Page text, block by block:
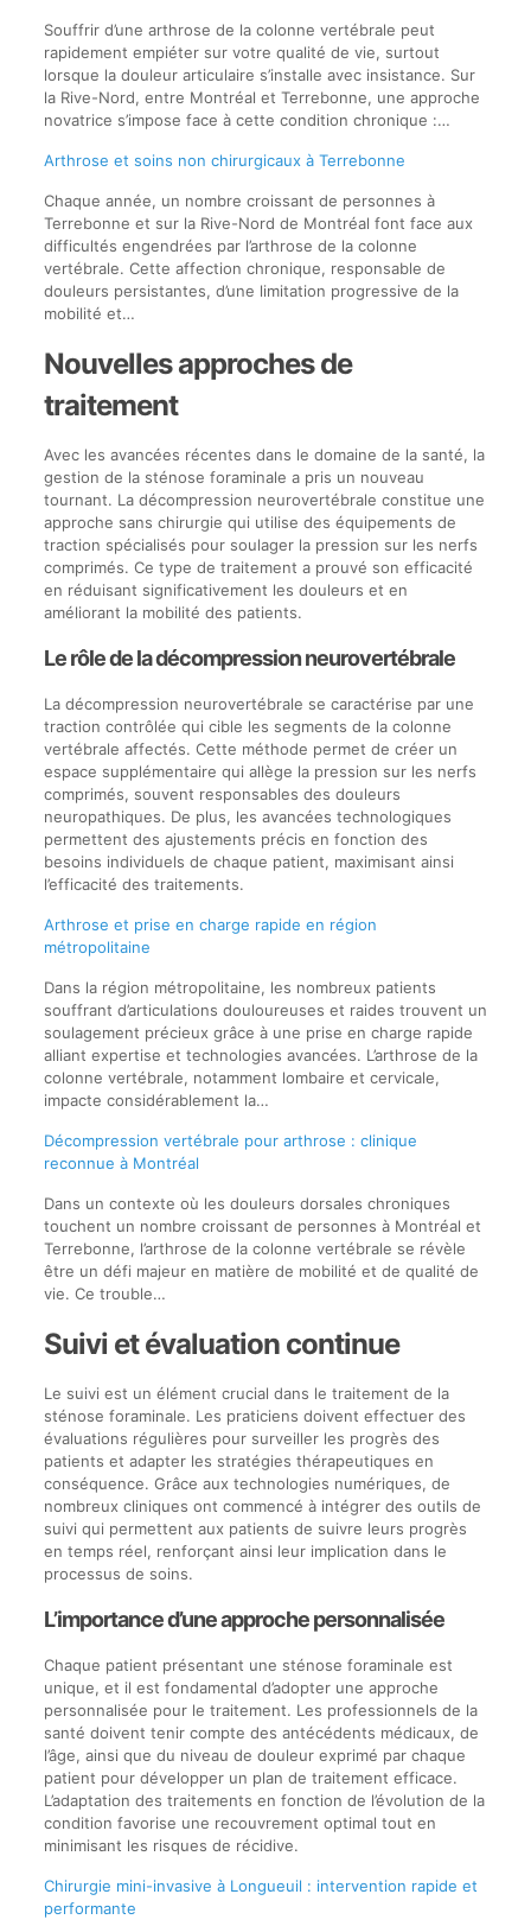
Souffrir d’une arthrose de la colonne vertébrale peut
rapidement empiéter sur votre qualité de vie, surtout
lorsque la douleur articulaire s’installe avec insistance. Sur
la Rive-Nord, entre Montréal et Terrebonne, une approche
novatrice s’impose face à cette condition chronique :…
Arthrose et soins non chirurgicaux à Terrebonne
Chaque année, un nombre croissant de personnes à
Terrebonne et sur la Rive-Nord de Montréal font face aux
difficultés engendrées par l’arthrose de la colonne
vertébrale. Cette affection chronique, responsable de
douleurs persistantes, d’une limitation progressive de la
mobilité et…
Nouvelles approches de
traitement
Avec les avancées récentes dans le domaine de la santé, la
gestion de la sténose foraminale a pris un nouveau
tournant. La décompression neurovertébrale constitue une
approche sans chirurgie qui utilise des équipements de
traction spécialisés pour soulager la pression sur les nerfs
comprimés. Ce type de traitement a prouvé son efficacité
en réduisant significativement les douleurs et en
améliorant la mobilité des patients.
Le rôle de la décompression neurovertébrale
La décompression neurovertébrale se caractérise par une
traction contrôlée qui cible les segments de la colonne
vertébrale affectés. Cette méthode permet de créer un
espace supplémentaire qui allège la pression sur les nerfs
comprimés, souvent responsables des douleurs
neuropathiques. De plus, les avancées technologiques
permettent des ajustements précis en fonction des
besoins individuels de chaque patient, maximisant ainsi
l’efficacité des traitements.
Arthrose et prise en charge rapide en région
métropolitaine
Dans la région métropolitaine, les nombreux patients
souffrant d’articulations douloureuses et raides trouvent un
soulagement précieux grâce à une prise en charge rapide
alliant expertise et technologies avancées. L’arthrose de la
colonne vertébrale, notamment lombaire et cervicale,
impacte considérablement la…
Décompression vertébrale pour arthrose : clinique
reconnue à Montréal
Dans un contexte où les douleurs dorsales chroniques
touchent un nombre croissant de personnes à Montréal et
Terrebonne, l’arthrose de la colonne vertébrale se révèle
être un défi majeur en matière de mobilité et de qualité de
vie. Ce trouble…
Suivi et évaluation continue
Le suivi est un élément crucial dans le traitement de la
sténose foraminale. Les praticiens doivent effectuer des
évaluations régulières pour surveiller les progrès des
patients et adapter les stratégies thérapeutiques en
conséquence. Grâce aux technologies numériques, de
nombreux cliniques ont commencé à intégrer des outils de
suivi qui permettent aux patients de suivre leurs progrès
en temps réel, renforçant ainsi leur implication dans le
processus de soins.
L’importance d’une approche personnalisée
Chaque patient présentant une sténose foraminale est
unique, et il est fondamental d’adopter une approche
personnalisée pour le traitement. Les professionnels de la
santé doivent tenir compte des antécédents médicaux, de
l’âge, ainsi que du niveau de douleur exprimé par chaque
patient pour développer un plan de traitement efficace.
L’adaptation des traitements en fonction de l’évolution de la
condition favorise une recouvrement optimal tout en
minimisant les risques de récidive.
Chirurgie mini-invasive à Longueuil : intervention rapide et
performante